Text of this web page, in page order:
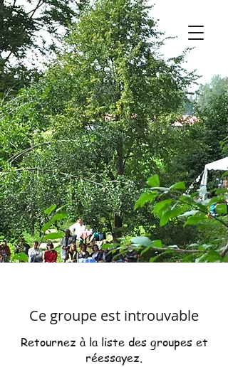
Ce groupe est introuvable
Retournez à la liste des groupes et
réessayez.